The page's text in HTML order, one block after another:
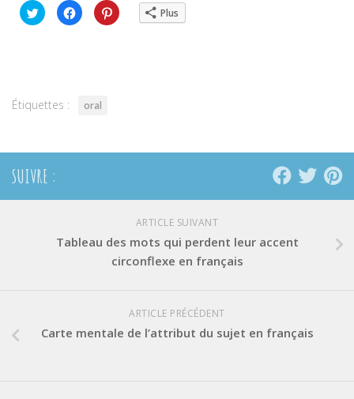
Cliquez
pour
partager
Cliquez
pour
partager
Cliquez
pour Plus
Étiquettes : oral
SUIVRE :
ARTICLE SUIVANT
Tableau des mots qui perdent leur accent
circonflexe en français
ARTICLE PRÉCÉDENT
Carte mentale de l’attribut du sujet en français